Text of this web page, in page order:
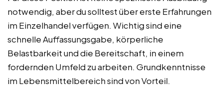
notwendig, aber du solltest über erste Erfahrungen
im Einzelhandel verfügen. Wichtig sind eine
schnelle Auffassungsgabe, körperliche
Belastbarkeit und die Bereitschaft, in einem
fordernden Umfeld zu arbeiten. Grundkenntnisse
im Lebensmittelbereich sind von Vorteil.